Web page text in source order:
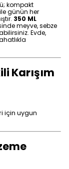
kompakt
günün her
350 ML
meyve, sebze
Evde,
Karışım
için uygun